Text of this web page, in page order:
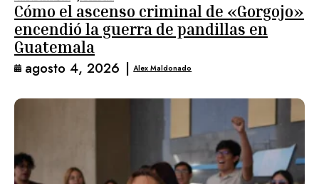
Cómo el ascenso criminal de «Gorgojo»
encendió la guerra de pandillas en
Guatemala
agosto 4, 2026 | Alex Maldonado